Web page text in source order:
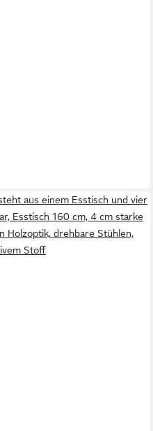
aus einem Esstisch und vier
Esstisch 160 cm, 4 cm starke
Holzoptik, drehbare Stühlen,
Stoff